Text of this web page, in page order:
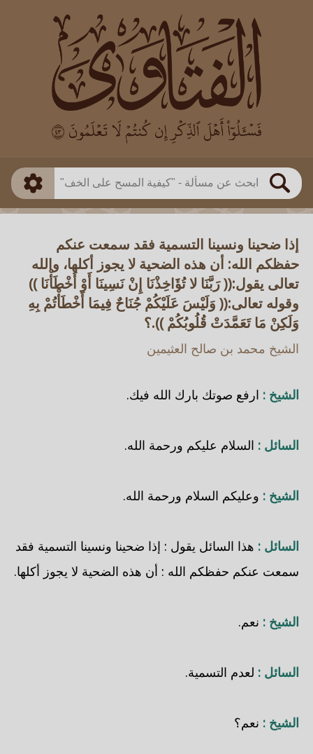
بحث
العالم
بن باز
بن العثيمين
اللجنة الدائمة
طريقة البحث
ذكي
إذا ضحينا ونسينا التسمية فقد سمعت عنكم
حفظكم الله: أن هذه الضحية لا يجوز أكلها، والله
تعالى يقول:(( رَبَّنَا لا تُؤَاخِذْنَا إِنْ نَسِينَا أَوْ أَخْطَأْنَا ))
وقوله تعالى:(( وَلَيْسَ عَلَيْكُمْ جُنَاحٌ فِيمَا أَخْطَأْتُمْ بِهِ
وَلَكِنْ مَا تَعَمَّدَتْ قُلُوبُكُمْ )).؟
الشيخ محمد بن صالح العثيمين
الشيخ : ارفع صوتك بارك الله فيك.
السائل : السلام عليكم ورحمة الله.
الشيخ : وعليكم السلام ورحمة الله.
السائل : هذا السائل يقول : إذا ضحينا ونسينا التسمية فقد
سمعت عنكم حفظكم الله : أن هذه الضحية لا يجوز أكلها.
الشيخ : نعم.
السائل : لعدم التسمية.
الشيخ : نعم؟